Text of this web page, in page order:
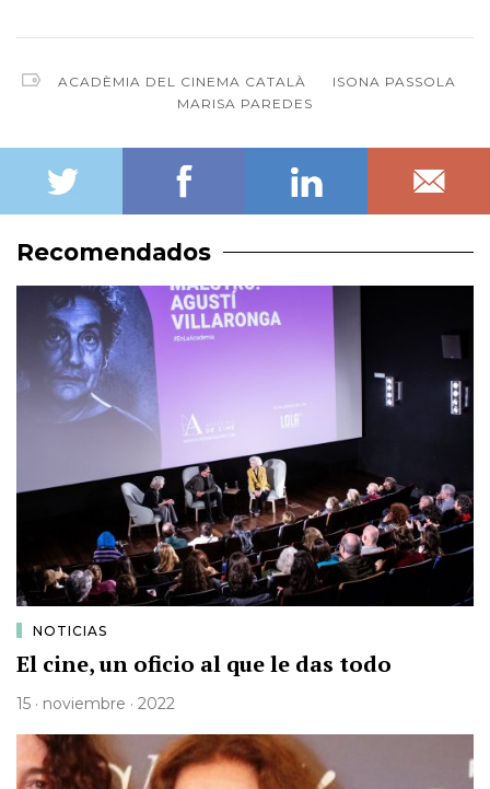
ACADÈMIA DEL CINEMA CATALÀ
ISONA PASSOLA
MARISA PAREDES
Recomendados
NOTICIAS
El cine, un oficio al que le das todo
15 · noviembre · 2022